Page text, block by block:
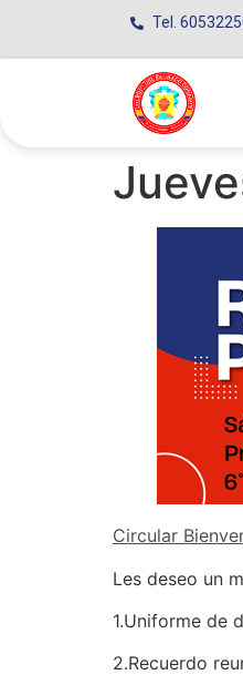
Tel.
Circular
Les deseo un
1.Uniforme de
2.Recuerdo